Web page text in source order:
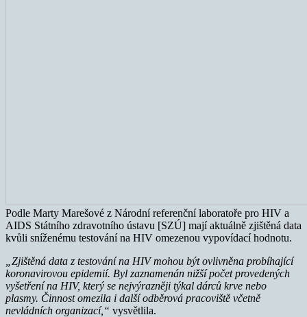
Podle Marty Marešové z Národní referenční laboratoře pro HIV a
AIDS Státního zdravotního ústavu [SZÚ] mají aktuálně zjištěná data
kvůli sníženému testování na HIV omezenou vypovídací hodnotu.
„Zjištěná data z testování na HIV mohou být ovlivněna probíhající
koronavirovou epidemií. Byl zaznamenán nižší počet provedených
vyšetření na HIV, který se nejvýrazněji týkal dárců krve nebo
plasmy. Činnost omezila i další odběrová pracoviště včetně
nevládních organizací,“ vysvětlila.